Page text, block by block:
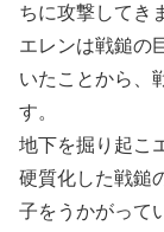
ちに攻撃してき
エレンは戦鎚の
いたことから、
す。
地下を掘り起こ
硬質化した戦鎚
子をうかがって